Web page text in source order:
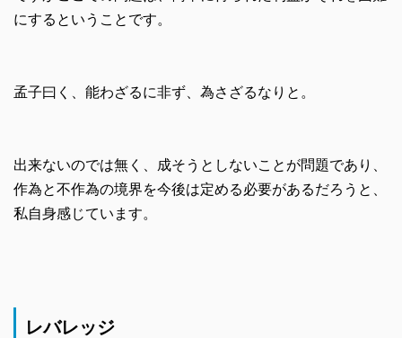
にするということです。
孟子曰く、能わざるに非ず、為さざるなりと。
出来ないのでは無く、成そうとしないことが問題であり、
作為と不作為の境界を今後は定める必要があるだろうと、
私自身感じています。
レバレッジ